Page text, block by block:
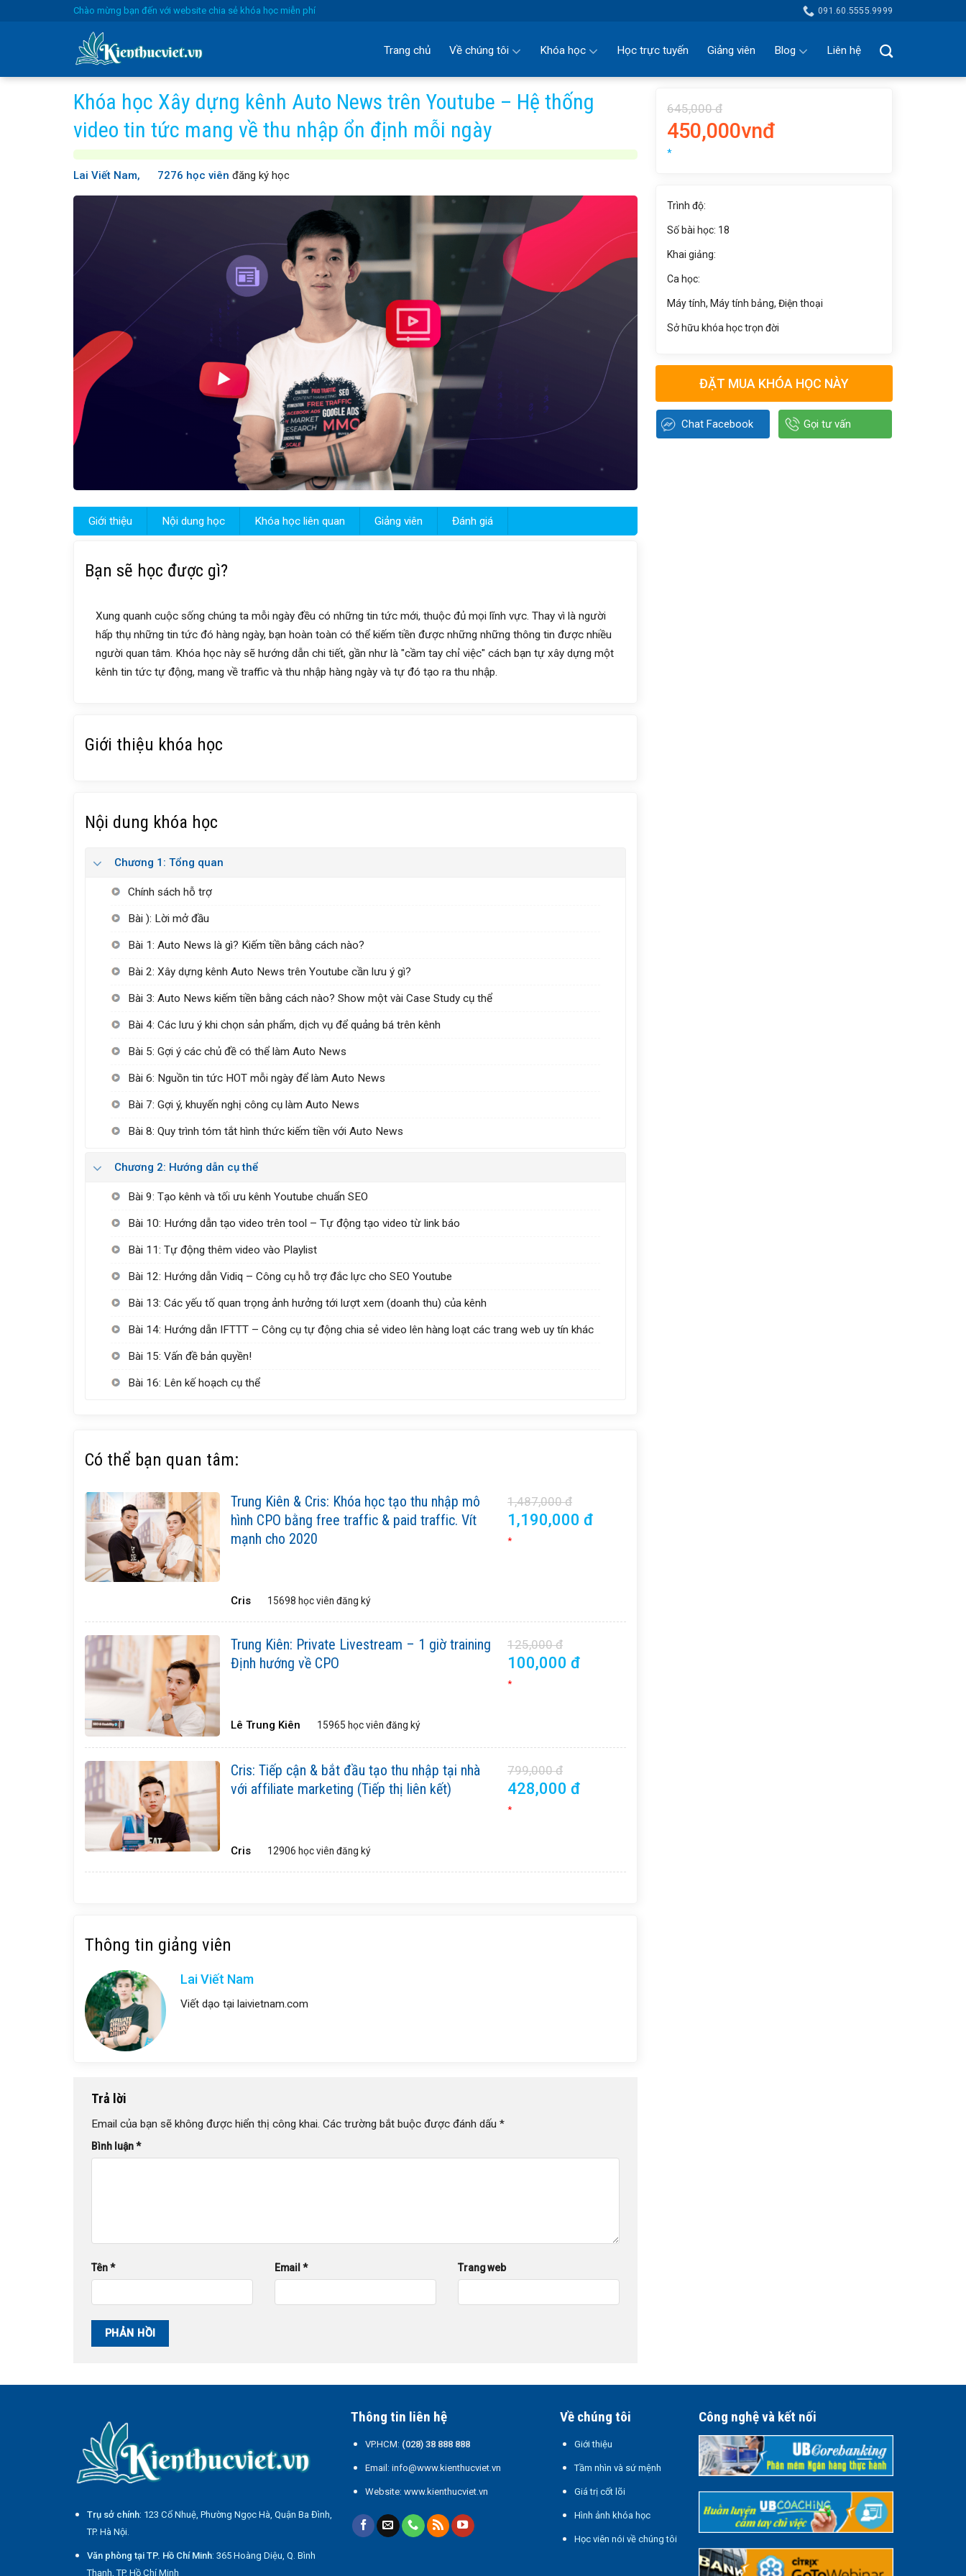
Chào mừng bạn đến với website chia sẻ khóa học miễn phí 091.60.5555.9999
Trang chủ Về chúng tôi Khóa học Học trực tuyến Giảng viên Blog Liên hệ
Khóa học Xây dựng kênh Auto News trên Youtube – Hệ thống
video tin tức mang về thu nhập ổn định mỗi ngày
Lai Viết Nam, 7276 học viên đăng ký học
Giới thiệu Nội dung học Khóa học liên quan Giảng viên Đánh giá
Bạn sẽ học được gì?
Xung quanh cuộc sống chúng ta mỗi ngày đều có những tin tức mới, thuộc đủ mọi lĩnh vực. Thay vì là người
hấp thụ những tin tức đó hàng ngày, bạn hoàn toàn có thể kiếm tiền được những những thông tin được nhiều
người quan tâm. Khóa học này sẽ hướng dẫn chi tiết, gần như là "cầm tay chỉ việc" cách bạn tự xây dựng một
kênh tin tức tự động, mang về traffic và thu nhập hàng ngày và tự đó tạo ra thu nhập.
Giới thiệu khóa học
Nội dung khóa học
Chương 1: Tổng quan
Chính sách hỗ trợ
Bài ): Lời mở đầu
Bài 1: Auto News là gì? Kiếm tiền bằng cách nào?
Bài 2: Xây dựng kênh Auto News trên Youtube cần lưu ý gì?
Bài 3: Auto News kiếm tiền bằng cách nào? Show một vài Case Study cụ thể
Bài 4: Các lưu ý khi chọn sản phẩm, dịch vụ để quảng bá trên kênh
Bài 5: Gợi ý các chủ đề có thể làm Auto News
Bài 6: Nguồn tin tức HOT mỗi ngày để làm Auto News
Bài 7: Gợi ý, khuyến nghị công cụ làm Auto News
Bài 8: Quy trình tóm tắt hình thức kiếm tiền với Auto News
Chương 2: Hướng dẫn cụ thể
Bài 9: Tạo kênh và tối ưu kênh Youtube chuẩn SEO
Bài 10: Hướng dẫn tạo video trên tool – Tự động tạo video từ link báo
Bài 11: Tự động thêm video vào Playlist
Bài 12: Hướng dẫn Vidiq – Công cụ hỗ trợ đắc lực cho SEO Youtube
Bài 13: Các yếu tố quan trọng ảnh hưởng tới lượt xem (doanh thu) của kênh
Bài 14: Hướng dẫn IFTTT – Công cụ tự động chia sẻ video lên hàng loạt các trang web uy tín khác
Bài 15: Vấn đề bản quyền!
Bài 16: Lên kế hoạch cụ thể
Có thể bạn quan tâm:
Trung Kiên & Cris: Khóa học tạo thu nhập mô
hình CPO bằng free traffic & paid traffic. Vít
mạnh cho 2020
Cris 15698 học viênđăng ký
1,487,000 đ
1,190,000 đ
*
Trung Kiên: Private Livestream – 1 giờ training
Định hướng về CPO
Lê Trung Kiên 15965 học viênđăng ký
125,000 đ
100,000 đ
*
Cris: Tiếp cận & bắt đầu tạo thu nhập tại nhà
với affiliate marketing (Tiếp thị liên kết)
Cris 12906 học viênđăng ký
799,000 đ
428,000 đ
*
Thông tin giảng viên
Lai Viết Nam
Viết dạo tại laivietnam.com
Trả lời
Email của bạn sẽ không được hiển thị công khai. Các trường bắt buộc được đánh dấu *
Bình luận*
Tên* Email * Trang web
645,000 đ
450,000vnđ
*
Trình độ:
Số bài học: 18
Khai giảng:
Ca học:
Máy tính, Máy tính bảng, Điện thoại
Sở hữu khóa học trọn đời
ĐẶT MUA KHÓA HỌC NÀY
Chat Facebook Gọi tư vấn
Trụ sở chính: 123 Cổ Nhuệ, Phường Ngọc Hà, Quận Ba Đình,
TP. Hà Nội.
Văn phòng tại TP. Hồ Chí Minh: 365 Hoàng Diệu, Q. Bình
Thạnh, TP. Hồ Chí Minh
Thông tin liên hệ
VP.HCM: (028) 38 888 888
Email: info@www.kienthucviet.vn
Website: www.kienthucviet.vn
Về chúng tôi
Giới thiệu
Tầm nhìn và sứ mệnh
Giá trị cốt lõi
Hình ảnh khóa học
Học viên nói về chúng tôi
Công nghệ và kết nối